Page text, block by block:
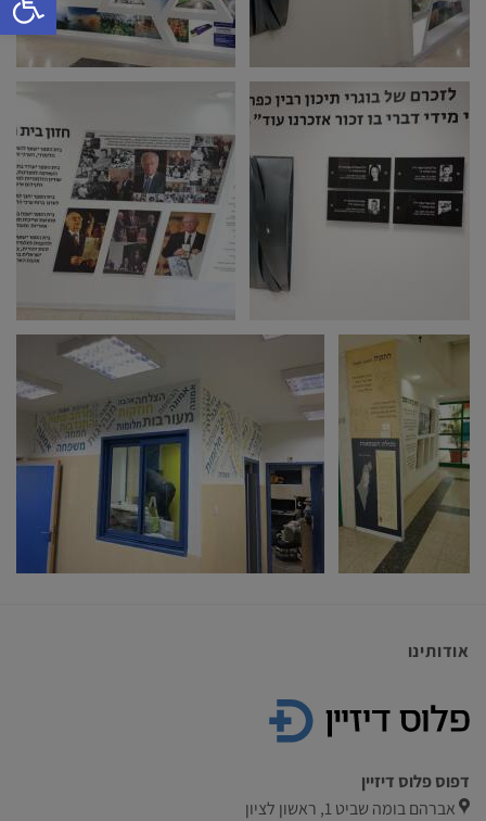
אודותינו
דפוס פלוס דיזיין
אברהם בומה שביט 1, ראשון לציון